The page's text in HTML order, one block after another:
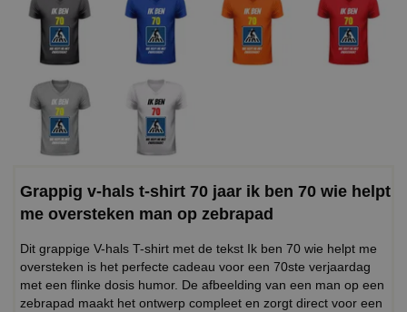
Grappig v-hals t-shirt 70 jaar ik ben 70 wie helpt
me oversteken man op zebrapad
Dit grappige V-hals T-shirt met de tekst Ik ben 70 wie helpt me
oversteken is het perfecte cadeau voor een 70ste verjaardag
met een flinke dosis humor. De afbeelding van een man op een
zebrapad maakt het ontwerp compleet en zorgt direct voor een